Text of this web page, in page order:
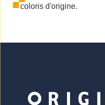
coloris d'origine.